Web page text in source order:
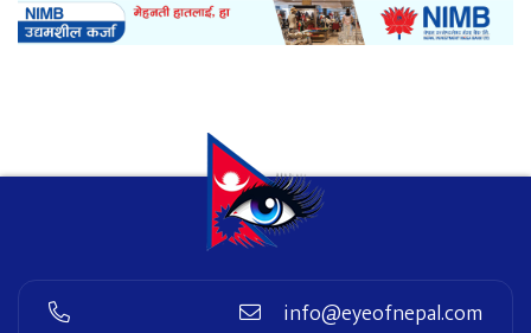
info@eyeofnepal.com